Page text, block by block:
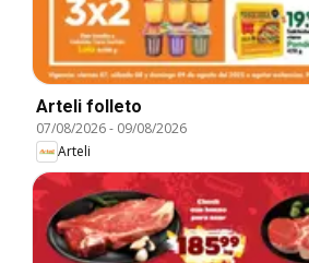
Arteli folleto
07/08/2026- 09/08/2026
Arteli